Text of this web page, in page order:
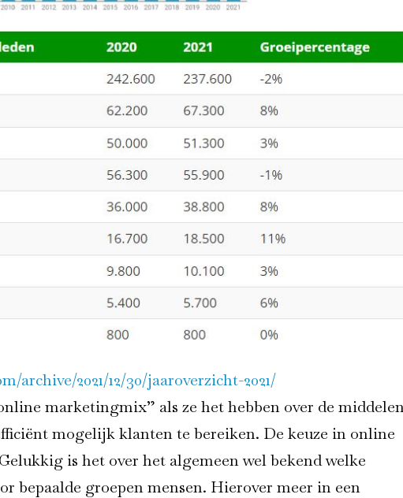
archive/2021/12/30/jaaroverzicht-2021/
marketingmix” als ze het hebben over de
mogelijk klanten te bereiken. De keuze in online
is het over het algemeen wel bekend welke
bepaalde groepen mensen. Hierover meer in een